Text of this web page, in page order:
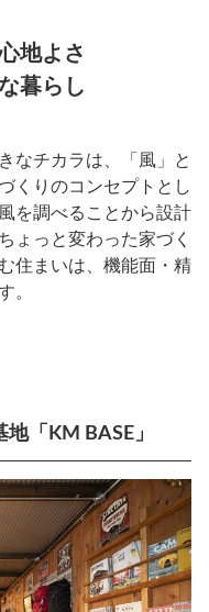
地よさ
暮らし
なチカラは、「風」と
くりのコンセプトとし
を調べることから設計
ょっと変わった家づく
住まいは、機能面・精
。
「KM BASE」